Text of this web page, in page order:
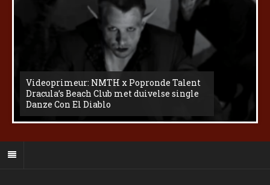
Videoprimeur: NMTH x Popronde Talent
Dracula’s Beach Club met duivelse single
Danze Con El Diablo